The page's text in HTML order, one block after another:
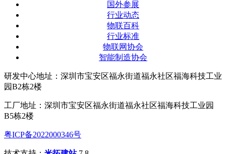
国外参展
行业动态
物联百科
行业标准
物联网协会
智能制造协会
研发中心地址：深圳市宝安区福永街道福永社区福海科技工业
园B2栋2楼
工厂地址：深圳市宝安区福永街道福永社区福海科技工业园
B5栋2楼
粤ICP备2022000346号